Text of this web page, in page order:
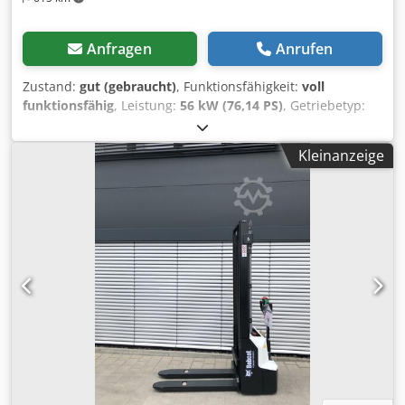
Anfragen Anrufen
Zustand: gut (gebraucht), Funktionsfähigkeit: voll
funktionsfähig, Leistung: 56 kW (76,14 PS), Getriebetyp:
Diesel
Baujahr:2008, Betriebsstunden:4.871 h, Ausstattung:
Kabine, Palettengabeln, Teleskoplader BOBCAT T2250 Bj.
2008 lt. Zähler 4.871 Stunden 2,2 Tonnen Hubkraft 5 Meter
Hubhöhe 56 KW 2 Stufen Hydrostat nur 198cm Bauhöhe
nur 190cm Baubreite - incl. Gabel - mech. Schnellwechsler
- Zusatzkreis bis Gabelträger - Allrad - 3 Lenkarten -
Joystikbedienung - Rückfahrkamera - Kabine mit Heizung -
Lichtanlage mit Blinker - sofort einsatzbereit - gute
Bereifung Cedpfxszr En Io Adhsrf - incl. Straßenzulassung
NL Verkaufspreis: 21.900,-- netto Auch günstige Zustellung
möglich! Gegen Aufzahlung auch mit neuer Schaufel oder
neuen Arbeitskorb!
Kleinanzeige